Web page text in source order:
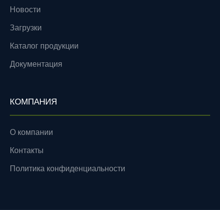
Новости
Загрузки
Каталог продукции
Документация
КОМПАНИЯ
О компании
Контакты
Политика конфиденциальности